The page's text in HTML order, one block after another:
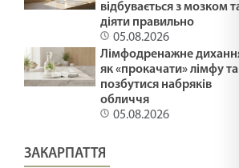
19.02.2025
Неділя митаря і фарисея/ Лк 18,10-14
19.02.2025
19.02.2025
відбувається з мозком
діяти правильно
05.08.2026
Лімфодренажне
як «прокачати» лімфу та
позбутися набряків
обличчя
05.08.2026
ЗАКАРПАТТЯ